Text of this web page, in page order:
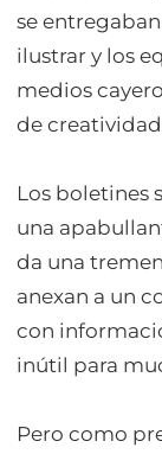
se
ilustrar y los
medios
de
Los boletines
una
da una
anexan a un
con
inútil para
Pero como